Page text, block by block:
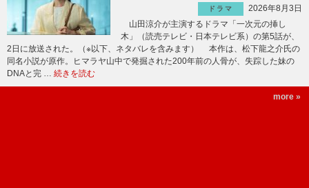
ドラマ
2026年8月3日
山田涼介が主演するドラマ「一次元の挿し
木」（読売テレビ・日本テレビ系）の第5話が、
2日に放送された。（※以下、ネタバレを含みます） 本作は、松下龍之介氏の
同名小説が原作。ヒマラヤ山中で発掘された200年前の人骨が、失踪した妹の
DNAと完 … 続きを読む
more »